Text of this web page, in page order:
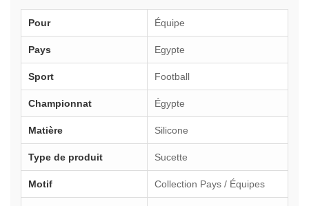
Pour Équipe
Pays Egypte
Sport Football
Championnat Égypte
Matière Silicone
Type de produit Sucette
Motif Collection Pays / Équipes